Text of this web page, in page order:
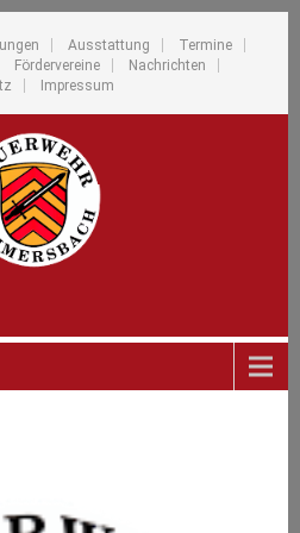
Ausstattung
Termine
Fördervereine
Nachrichten
Impressum